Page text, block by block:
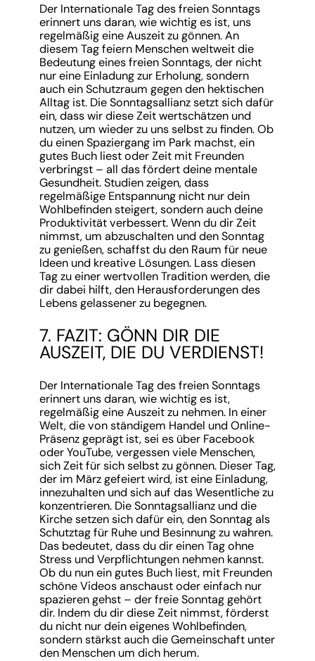
Der Internationale Tag des freien Sonntags
erinnert uns daran, wie wichtig es ist, uns
regelmäßig eine Auszeit zu gönnen. An
diesem Tag feiern Menschen weltweit die
Bedeutung eines freien Sonntags, der nicht
nur eine Einladung zur Erholung, sondern
auch ein Schutzraum gegen den hektischen
Alltag ist. Die Sonntagsallianz setzt sich dafür
ein, dass wir diese Zeit wertschätzen und
nutzen, um wieder zu uns selbst zu finden. Ob
du einen Spaziergang im Park machst, ein
gutes Buch liest oder Zeit mit Freunden
verbringst – all das fördert deine mentale
Gesundheit. Studien zeigen, dass
regelmäßige Entspannung nicht nur dein
Wohlbefinden steigert, sondern auch deine
Produktivität verbessert. Wenn du dir Zeit
nimmst, um abzuschalten und den Sonntag
zu genießen, schaffst du den Raum für neue
Ideen und kreative Lösungen. Lass diesen
Tag zu einer wertvollen Tradition werden, die
dir dabei hilft, den Herausforderungen des
Lebens gelassener zu begegnen.
7. FAZIT: GÖNN DIR DIE
AUSZEIT, DIE DU VERDIENST!
Der Internationale Tag des freien Sonntags
erinnert uns daran, wie wichtig es ist,
regelmäßig eine Auszeit zu nehmen. In einer
Welt, die von ständigem Handel und Online-
Präsenz geprägt ist, sei es über Facebook
oder YouTube, vergessen viele Menschen,
sich Zeit für sich selbst zu gönnen. Dieser Tag,
der im März gefeiert wird, ist eine Einladung,
innezuhalten und sich auf das Wesentliche zu
konzentrieren. Die Sonntagsallianz und die
Kirche setzen sich dafür ein, den Sonntag als
Schutztag für Ruhe und Besinnung zu wahren.
Das bedeutet, dass du dir einen Tag ohne
Stress und Verpflichtungen nehmen kannst.
Ob du nun ein gutes Buch liest, mit Freunden
schöne Videos anschaust oder einfach nur
spazieren gehst – der freie Sonntag gehört
dir. Indem du dir diese Zeit nimmst, förderst
du nicht nur dein eigenes Wohlbefinden,
sondern stärkst auch die Gemeinschaft unter
den Menschen um dich herum.